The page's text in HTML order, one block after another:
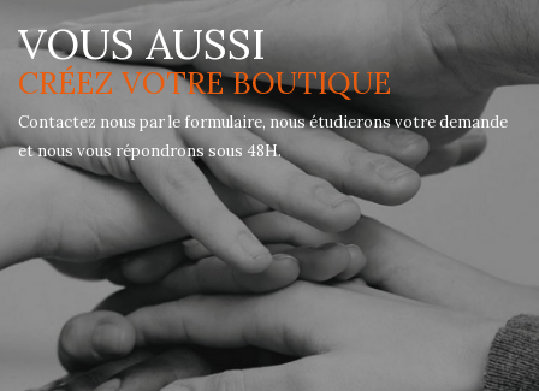
VOUS AUSSI
CRÉEZ VOTRE BOUTIQUE
Contactez nous par le formulaire, nous étudierons votre demande
et nous vous répondrons sous 48H.